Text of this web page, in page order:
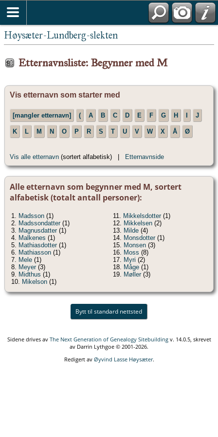
Høysæter-Lundberg-slekten
Etternavnsliste: Begynner med M
Vis etternavn som starter med
[mangler etternavn] ( A B C D E F G H I J
K L M N O P R S T U V W X Å Ø
Vis alle etternavn (sortert alfabetisk) | Etternavnside
Alle etternavn som begynner med M, sortert
alfabetisk (totalt antall personer):
1. Madsson (1)
2. Madssondatter(1)
3. Magnusdatter(1)
4. Malkenes (1)
5. Mathiasdotter(1)
6. Mathiasson (1)
7. Mele (1)
8. Meyer(3)
9. Midthus (1)
10. Mikelson (1)
11. Mikkelsdotter(1)
12. Mikkelsen (2)
13. Milde (4)
14. Monsdotter(1)
15. Monsen (3)
16. Moss (8)
17. Myri (2)
18. Måge (1)
19. Møller(3)
Bytt til standard nettsted
Sidene drives av The Next Generation of Genealogy Sitebuildingv. 14.0.5, skrevet
av Darrin Lythgoe © 2001-2026.
Redigert av Øyvind Lasse Høysæter.